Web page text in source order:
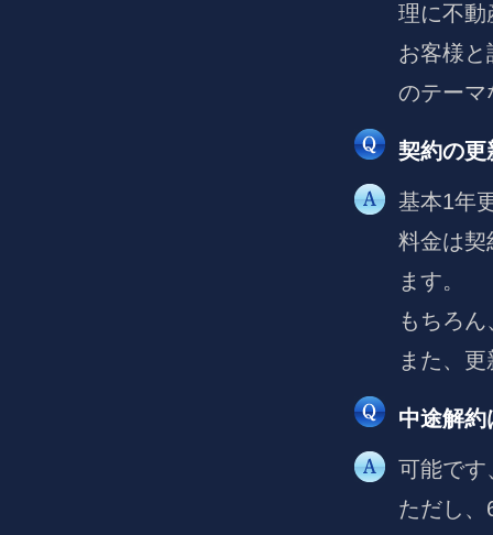
理に不動
お客様
のテーマ
契約の更
基本1年
料金は契
ます。
もちろ
また、
中途解
可能です
ただし